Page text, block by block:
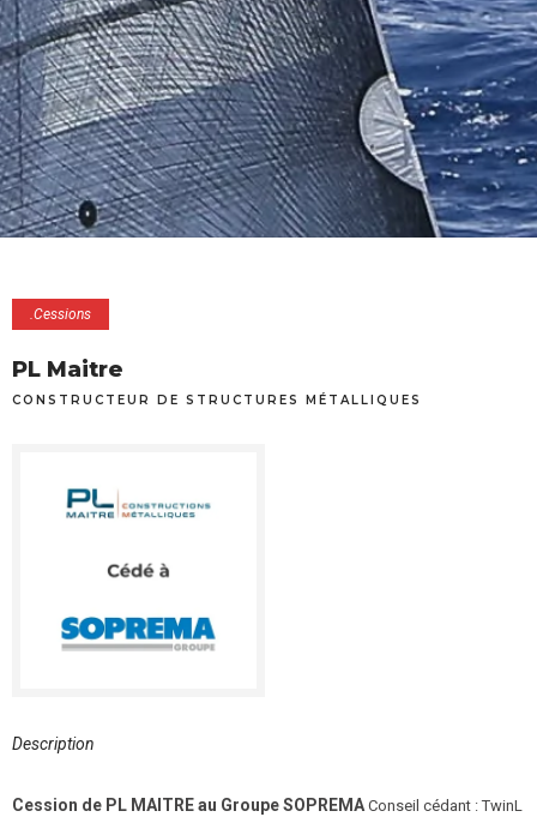
.Cessions
PL Maitre
CONSTRUCTEUR DE STRUCTURES MÉTALLIQUES
Description
Cession de PL MAITRE au Groupe SOPREMA Conseil cédant : TwinL